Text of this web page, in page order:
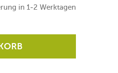
in 1-2 Werktagen